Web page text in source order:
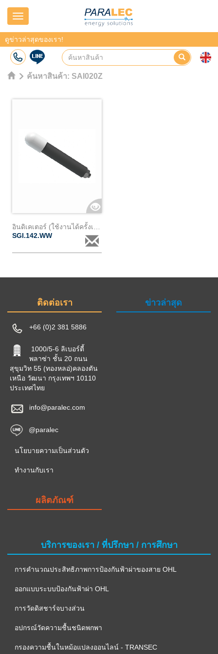
Navigation
ดูข่าวล่าสุดของเรา!
ค้นหาสินค้า: SAI020Z
SGI.142.WW
ติดต่อเรา
+66 (0)2 381 5886
1000/5-6 ลิเบอร์ตี้
พลาซ่า ชั้น 20 ถนน
สุขุมวิท 55 (ทองหลอ่)คลองตัน
เหนือ วัฒนา กรุงเทพฯ 10110
ประเทศไทย
info@paralec.com
@paralec
นโยบายความเป็นส่วนตัว
ทำงานกับเรา
ข่าวล่าสุด
ผลิตภัณฑ์
บริการของเรา / ที่ปรึกษา / การศึกษา
การคำนวณประสิทธิภาพการป้องกันฟ้าผ่าของสาย OHL
ออกแบบระบบป้องกันฟ้าผ่า OHL
การวัดดิสชาร์จบางส่วน
อปกรณ์วัดความชื้นชนิดพกพา
กรองความชื้นในหม้อแปลงออนไลน์ - TRANSEC